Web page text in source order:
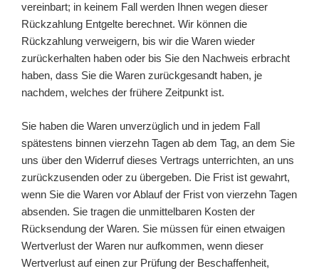
vereinbart; in keinem Fall werden Ihnen wegen dieser
Rückzahlung Entgelte berechnet. Wir können die
Rückzahlung verweigern, bis wir die Waren wieder
zurückerhalten haben oder bis Sie den Nachweis erbracht
haben, dass Sie die Waren zurückgesandt haben, je
nachdem, welches der frühere Zeitpunkt ist.
Sie haben die Waren unverzüglich und in jedem Fall
spätestens binnen vierzehn Tagen ab dem Tag, an dem Sie
uns über den Widerruf dieses Vertrags unterrichten, an uns
zurückzusenden oder zu übergeben. Die Frist ist gewahrt,
wenn Sie die Waren vor Ablauf der Frist von vierzehn Tagen
absenden. Sie tragen die unmittelbaren Kosten der
Rücksendung der Waren. Sie müssen für einen etwaigen
Wertverlust der Waren nur aufkommen, wenn dieser
Wertverlust auf einen zur Prüfung der Beschaffenheit,